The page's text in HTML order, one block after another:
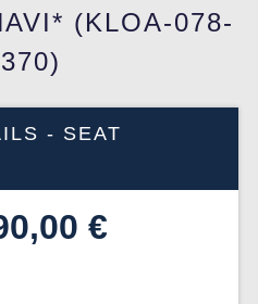
(KLOA-078-
- SEAT
€